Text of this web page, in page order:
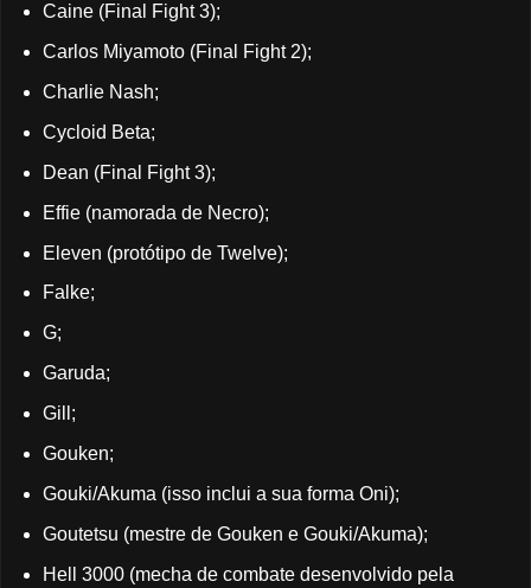
Caine (Final Fight 3);
Carlos Miyamoto (Final Fight 2);
Charlie Nash;
Cycloid Beta;
Dean (Final Fight 3);
Effie (namorada de Necro);
Eleven (protótipo de Twelve);
Falke;
G;
Garuda;
Gill;
Gouken;
Gouki/Akuma (isso inclui a sua forma Oni);
Goutetsu (mestre de Gouken e Gouki/Akuma);
Hell 3000 (mecha de combate desenvolvido pela